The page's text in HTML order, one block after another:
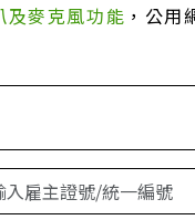
及麥克風功能 ，公用